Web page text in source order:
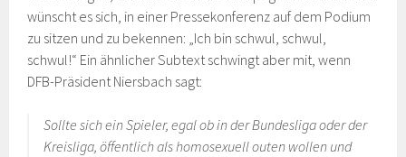
wünscht es sich, in einer Pressekonferenz auf dem Podium
zu sitzen und zu bekennen: „Ich bin schwul, schwul,
schwul!“ Ein ähnlicher Subtext schwingt aber mit, wenn
DFB-Präsident Niersbach sagt:
Sollte sich ein Spieler, egal ob in der Bundesliga oder der
Kreisliga, öffentlich als homosexuell outen wollen und